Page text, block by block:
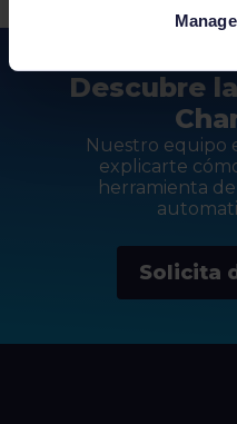
Descubre
Nuestro equipo
explicarte
herramienta
Solicita